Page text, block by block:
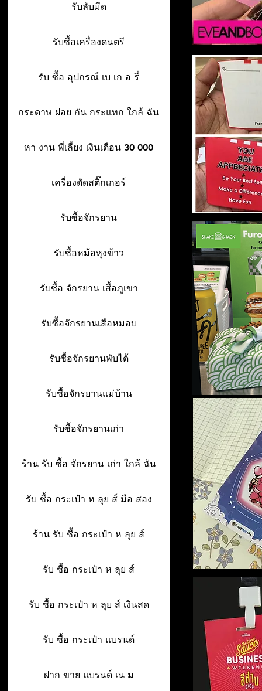
รับลับมีด
รับซื้อเครื่องดนตรี
รับ ซื้อ อุปกรณ์ เบ เก อ รี่
กระดาษ ฝอย กัน กระแทก ใกล้ ฉัน
หา งาน พี่เลี้ยง เงินเดือน 30 000
เครื่องตัดสติ๊กเกอร์
รับซื้อจักรยาน
รับซื้อหม้อหุงข้าว
รับซื้อ จักรยาน เสื้อภูเขา
รับซื้อจักรยานเสือหมอบ
รับซื้อจักรยานพับได้
รับซื้อจักรยานแม่บ้าน
รับซื้อจักรยานเก่า
ร้าน รับ ซื้อ จักรยาน เก่า ใกล้ ฉัน
รับ ซื้อ กระเป๋า ห ลุย ส์ มือ สอง
ร้าน รับ ซื้อ กระเป๋า ห ลุย ส์
รับ ซื้อ กระเป๋า ห ลุย ส์
รับ ซื้อ กระเป๋า ห ลุย ส์ เงินสด
รับ ซื้อ กระเป๋า แบรนด์
ฝาก ขาย แบรนด์ เน ม